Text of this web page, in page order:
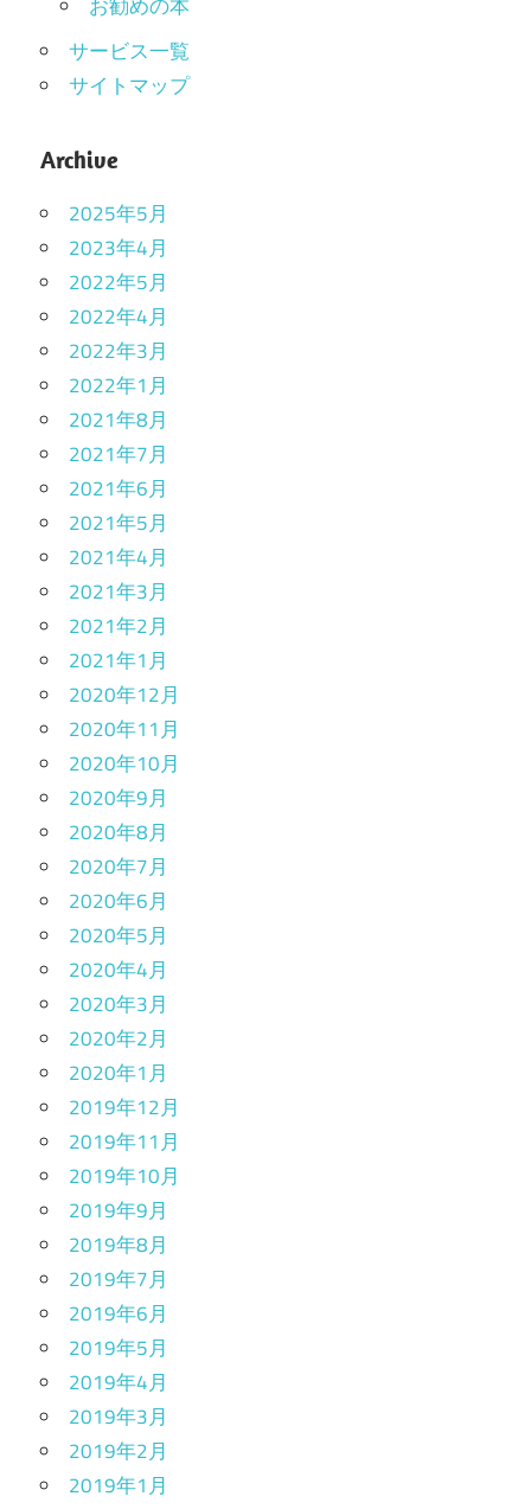
お勧めの本
サービス一覧
サイトマップ
Archive
2025年5月
2023年4月
2022年5月
2022年4月
2022年3月
2022年1月
2021年8月
2021年7月
2021年6月
2021年5月
2021年4月
2021年3月
2021年2月
2021年1月
2020年12月
2020年11月
2020年10月
2020年9月
2020年8月
2020年7月
2020年6月
2020年5月
2020年4月
2020年3月
2020年2月
2020年1月
2019年12月
2019年11月
2019年10月
2019年9月
2019年8月
2019年7月
2019年6月
2019年5月
2019年4月
2019年3月
2019年2月
2019年1月